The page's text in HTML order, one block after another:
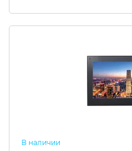
В наличии